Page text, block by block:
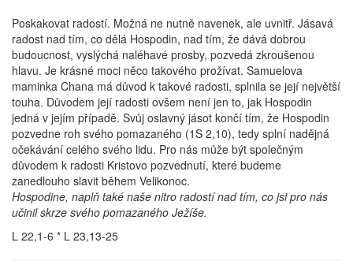
Poskakovat radostí. Možná ne nutně navenek, ale uvnitř. Jásavá
radost nad tím, co dělá Hospodin, nad tím, že dává dobrou
budoucnost, vyslýchá naléhavé prosby, pozvedá zkroušenou
hlavu. Je krásné moci něco takového prožívat. Samuelova
maminka Chana má důvod k takové radosti, splnila se její největší
touha. Důvodem její radosti ovšem není jen to, jak Hospodin
jedná v jejím případě. Svůj oslavný jásot končí tím, že Hospodin
pozvedne roh svého pomazaného (1S 2,10), tedy splní nadějná
očekávání celého svého lidu. Pro nás může být společným
důvodem k radosti Kristovo pozvednutí, které budeme
zanedlouho slavit během Velikonoc.
Hospodine, naplň také naše nitro radostí nad tím, co jsi pro nás
učinil skrze svého pomazaného Ježíše.
L 22,1-6 * L 23,13-25